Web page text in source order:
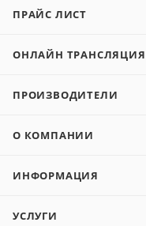
ПРАЙС ЛИСТ
ОНЛАЙН ТРАНСЛЯЦИЯ
ПРОИЗВОДИТЕЛИ
О КОМПАНИИ
ИНФОРМАЦИЯ
УСЛУГИ